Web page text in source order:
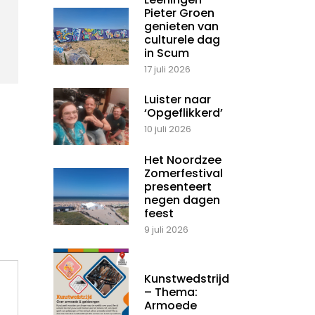
Pieter Groen
genieten van
culturele dag
in Scum
17 juli 2026
Luister naar
‘Opgeflikkerd’
10 juli 2026
Het Noordzee
Zomerfestival
presenteert
negen dagen
feest
9 juli 2026
Kunstwedstrijd
– Thema:
Armoede